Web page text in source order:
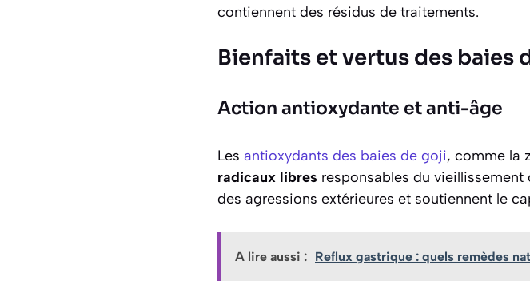
contiennent des résidus de traitements.
Bienfaits et vertus des baies
Action antioxydante et anti-âge
Les antioxydants des baies de goji, comme la
radicaux libres responsables du
des agressions extérieures et soutiennent le
A lire aussi : Reflux gastrique : quels remèdes